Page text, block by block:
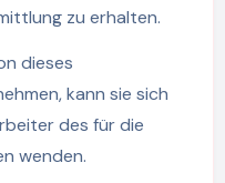
zu erhalten.
dieses
kann sie sich
des für die
wenden.